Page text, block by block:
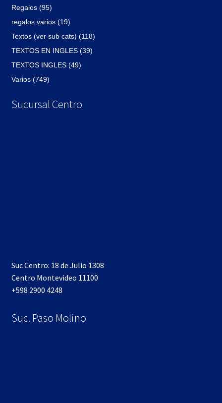
Regalos (95)
regalos varios (19)
Textos (ver sub cats) (118)
TEXTOS EN INGLES (39)
TEXTOS INGLES (49)
Varios (749)
Sucursal Centro
Suc Centro: 18 de Julio 1308
Centro Montevideo 11100
+598 2900 4248
Suc. Paso Molino